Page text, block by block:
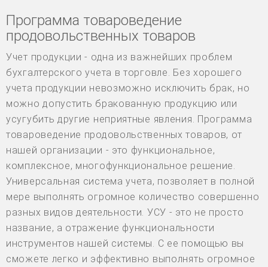
Программа товароведение
продовольственных товаров
Учет продукции - одна из важнейших проблем
бухгалтерского учета в торговле. Без хорошего
учета продукции невозможно исключить брак, но
можно допустить бракованную продукцию или
усугубить другие неприятные явления. Программа
товароведение продовольственных товаров, от
нашей организации - это функциональное,
комплексное, многофункциональное решение.
Универсальная система учета, позволяет в полной
мере выполнять огромное количество совершенно
разных видов деятельности. УСУ - это не просто
название, а отражение функциональности
инструментов нашей системы. С ее помощью вы
сможете легко и эффективно выполнять огромное